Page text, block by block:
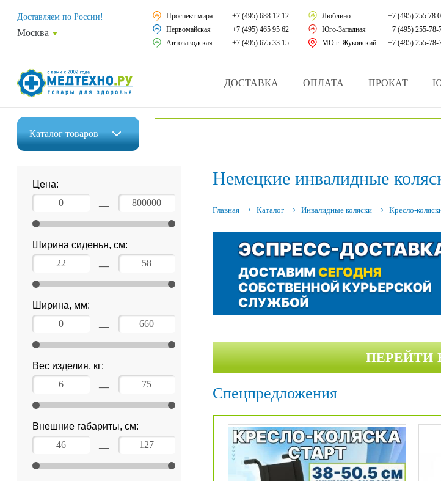
Средства реабилитации
Средства по уходу за больными
Домашняя медтехника
Товары для красоты и здоровья
Уникальные и полезные товары
Распродажа
Прокат инвалидной техники
Доставляем по России!
Москва
Проспект мира
+7 (495) 688 12 12
Первомайская
+7 (495) 465 95 62
Автозаводская
+7 (495) 675 33 15
Люблино
+7 (495) 255 78
Юго-Западная
+7 (495) 255-78-
МО г. Жуковский
+7 (495) 255-78-
ДОСТАВКА ОПЛАТА ПРОКАТ
Каталогтоваров
Средства реабилитации
Средства по уходу за больными
Ортопедические изделия
Ортопедические матрасы и подушки
Экология дома
Товары для врачей и мед.учреждений
Уникальные и полезные товары
Распродажа
Уценка
Цена:
—
Ширина сиденья, см:
—
Ширина, мм:
—
Вес изделия, кг:
—
Внешние габариты, см:
—
Немецкие инвалидные
Главная Каталог Инвалидные коляски Кресло-
ПЕРЕЙТИ
Спецпредложения